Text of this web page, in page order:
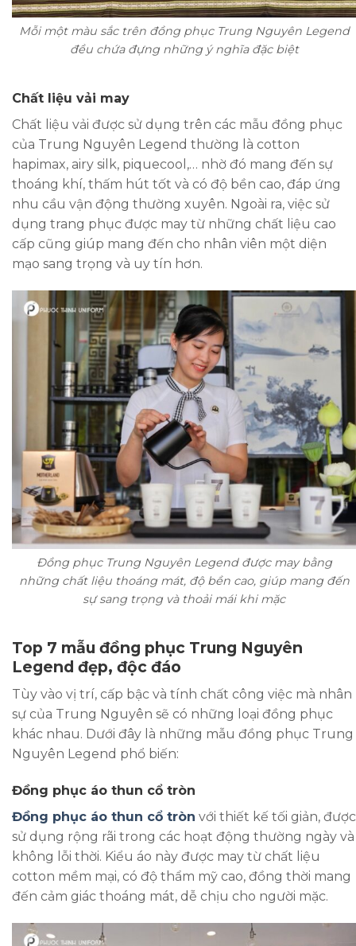
Mỗi một màu sắc trên đồng phục Trung Nguyên Legend
đều chứa đựng những ý nghĩa đặc biệt
Chất liệu vải may
Chất liệu vải được sử dụng trên các mẫu đồng phục
của Trung Nguyên Legend thường là cotton
hapimax, airy silk, piquecool,… nhờ đó mang đến sự
thoáng khí, thấm hút tốt và có độ bền cao, đáp ứng
nhu cầu vận động thường xuyên. Ngoài ra, việc sử
dụng trang phục được may từ những chất liệu cao
cấp cũng giúp mang đến cho nhân viên một diện
mạo sang trọng và uy tín hơn.
Đồng phục Trung Nguyên Legend được may bằng
những chất liệu thoáng mát, độ bền cao, giúp mang đến
sự sang trọng và thoải mái khi mặc
Top 7 mẫu đồng phục Trung Nguyên
Legend đẹp, độc đáo
Tùy vào vị trí, cấp bậc và tính chất công việc mà nhân
sự của Trung Nguyên sẽ có những loại đồng phục
khác nhau. Dưới đây là những mẫu đồng phục Trung
Nguyên Legend phổ biến:
Đồng phục áo thun cổ tròn
Đồng phục áo thun cổ tròn với thiết kế tối giản, được
sử dụng rộng rãi trong các hoạt động thường ngày và
không lỗi thời. Kiểu áo này được may từ chất liệu
cotton mềm mại, có độ thẩm mỹ cao, đồng thời mang
đến cảm giác thoáng mát, dễ chịu cho người mặc.